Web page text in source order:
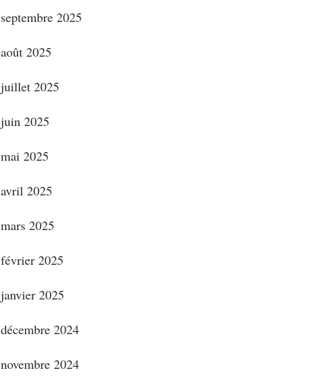
septembre 2025
août 2025
juillet 2025
juin 2025
mai 2025
avril 2025
mars 2025
février 2025
janvier 2025
décembre 2024
novembre 2024